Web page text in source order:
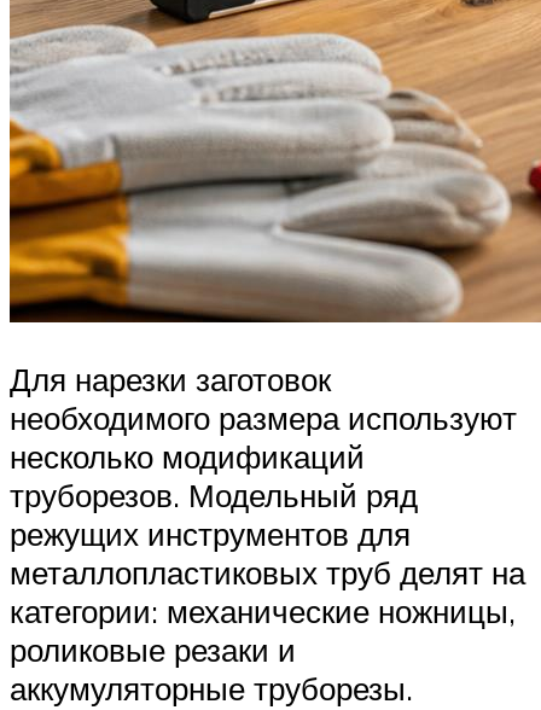
Для нарезки заготовок
необходимого размера используют
несколько модификаций
труборезов. Модельный ряд
режущих инструментов для
металлопластиковых труб делят на
категории: механические ножницы,
роликовые резаки и
аккумуляторные труборезы.